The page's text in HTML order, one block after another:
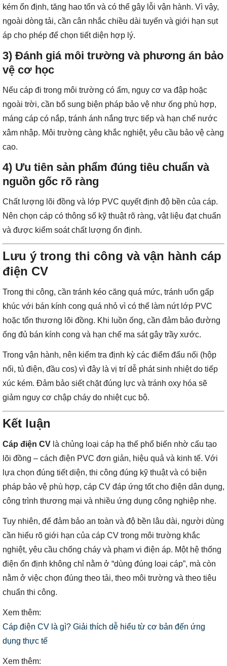
kém ổn định, tăng hao tổn và có thể gây lỗi vận hành. Vì vậy,
ngoài dòng tải, cần cân nhắc chiều dài tuyến và giới hạn sụt
áp cho phép để chọn tiết diện hợp lý.
3) Đánh giá môi trường và phương án bảo
vệ cơ học
Nếu cáp đi trong môi trường có ẩm, nguy cơ va đập hoặc
ngoài trời, cần bổ sung biện pháp bảo vệ như ống phù hợp,
máng cáp có nắp, tránh ánh nắng trực tiếp và hạn chế nước
xâm nhập. Môi trường càng khắc nghiệt, yêu cầu bảo vệ càng
cao.
4) Ưu tiên sản phẩm đúng tiêu chuẩn và
nguồn gốc rõ ràng
Chất lượng lõi đồng và lớp PVC quyết định độ bền của cáp.
Nên chọn cáp có thông số kỹ thuật rõ ràng, vật liệu đạt chuẩn
và được kiểm soát chất lượng ổn định.
Lưu ý trong thi công và vận hành cáp
điện CV
Trong thi công, cần tránh kéo căng quá mức, tránh uốn gấp
khúc với bán kính cong quá nhỏ vì có thể làm nứt lớp PVC
hoặc tổn thương lõi đồng. Khi luồn ống, cần đảm bảo đường
ống đủ bán kính cong và hạn chế ma sát gây trầy xước.
Trong vận hành, nên kiểm tra định kỳ các điểm đấu nối (hộp
nối, tủ điện, đầu cos) vì đây là vị trí dễ phát sinh nhiệt do tiếp
xúc kém. Đảm bảo siết chặt đúng lực và tránh oxy hóa sẽ
giảm nguy cơ chập cháy do nhiệt cục bộ.
Kết luận
Cáp điện CV là chủng loại cáp hạ thế phổ biến nhờ cấu tạo
lõi đồng – cách điện PVC đơn giản, hiệu quả và kinh tế. Với
lựa chọn đúng tiết diện, thi công đúng kỹ thuật và có biện
pháp bảo vệ phù hợp, cáp CV đáp ứng tốt cho điện dân dụng,
công trình thương mại và nhiều ứng dụng công nghiệp nhẹ.
Tuy nhiên, để đảm bảo an toàn và độ bền lâu dài, người dùng
cần hiểu rõ giới hạn của cáp CV trong môi trường khắc
nghiệt, yêu cầu chống cháy và phạm vi điện áp. Một hệ thống
điện ổn định không chỉ nằm ở “dùng đúng loại cáp”, mà còn
nằm ở việc chọn đúng theo tải, theo môi trường và theo tiêu
chuẩn thi công.
Xem thêm:
Cáp điện CV là gì? Giải thích dễ hiểu từ cơ bản đến ứng
dụng thực tế
Xem thêm: